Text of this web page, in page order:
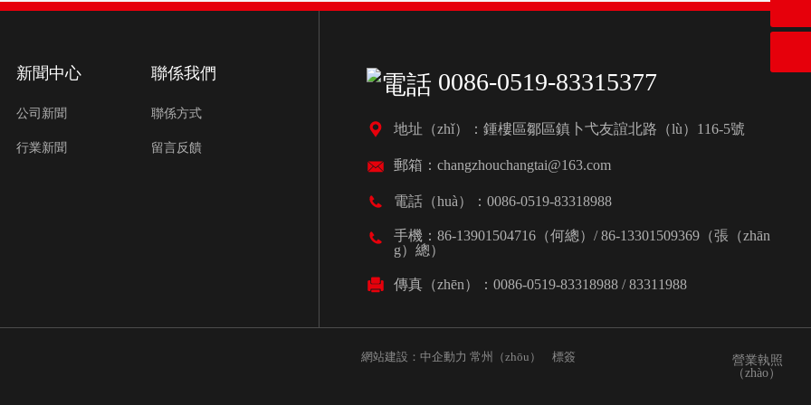
新聞中心
公司新聞
行業新聞
聯係我們
聯係方式
留言反饋
0086-0519-83315377
地址（zhǐ）：鍾樓區鄒區鎮卜弋友誼北路（lù）116-5號
郵箱： changzhouchangtai@163.com
電話（huà）： 0086-0519-83318988
手機： 86-13901504716（何總）/86-13301509369（張（zhān
g）總）
傳真（zhēn）：0086-0519-83318988 / 83311988
網站建設：中企動力 常州（zhōu） 標簽
營業執照
（zhào）